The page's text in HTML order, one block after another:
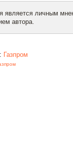
является личным
автора.
Газпром